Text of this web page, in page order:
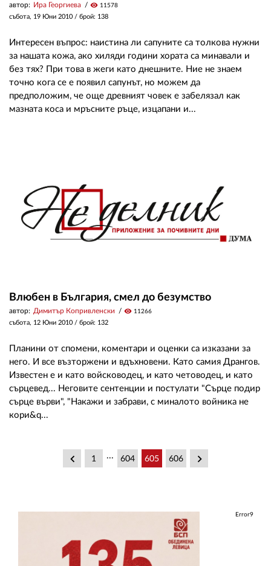
автор: Ира Георгиева visibility 11578
събота, 19 Юни 2010 / брой: 138
Интересен въпрос: наистина ли сапуните са толкова нужни
за нашата кожа, ако хиляди години хората са минавали и
без тях? При това в жеги като днешните. Ние не знаем
точно кога се е появил сапунът, но можем да
предположим, че още древният човек е забелязал как
мазната коса и мръсните ръце, изцапани и...
Влюбен в България, смел до безумство
автор: Димитър Копривленски visibility 11266
събота, 12 Юни 2010 / брой: 132
Планини от спомени, коментари и оценки са изказани за
него. И все възторжени и вдъхновени. Като самия Дрангов.
Известен е и като войсководец, и като четоводец, и като
сърцевед... Неговите сентенции и постулати "Сърце подир
сърце върви", "Накажи и забрави, с миналото войника не
кори&q...
keyboard_arrow_left 1 ... 604 605 606 keyboard_arrow_right
Error9